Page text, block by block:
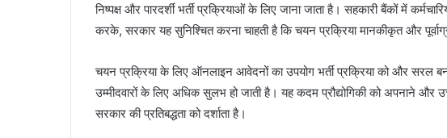
निष्पक्ष और पारदर्शी भर्ती प्रक्रियाओं के लिए जाना जाता है। सहकारी बैंकों में
करके, सरकार यह सुनिश्चित करना चाहती है कि चयन प्रक्रिया मानकीकृत और
चयन प्रक्रिया के लिए ऑनलाइन आवेदनों का उपयोग भर्ती प्रक्रिया को और सरल
उम्मीदवारों के लिए अधिक सुलभ हो जाती है। यह कदम प्रौद्योगिकी को अपनाने और
सरकार की प्रतिबद्धता को दर्शाता है।